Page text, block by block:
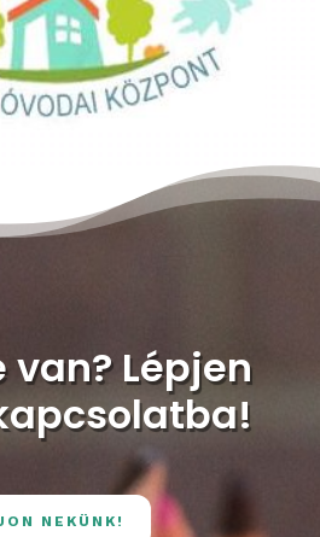
van? Lépjen
NEKÜNK!